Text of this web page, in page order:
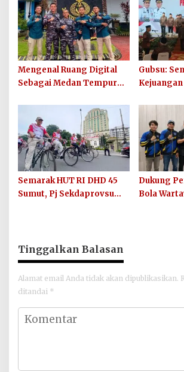
Mengenal Ruang Digital
Sebagai Medan Tempur
Mengenal Gencatan
Senjata
Gubsu:
Kota Sumut
Semarak HUT RI DHD 45
Sumut, Pj Sekdaprovsu
Dukung
Bola
Tinggalkan Balasan
Alamat email Anda tidak akan dipublikasikan.
ditandai *